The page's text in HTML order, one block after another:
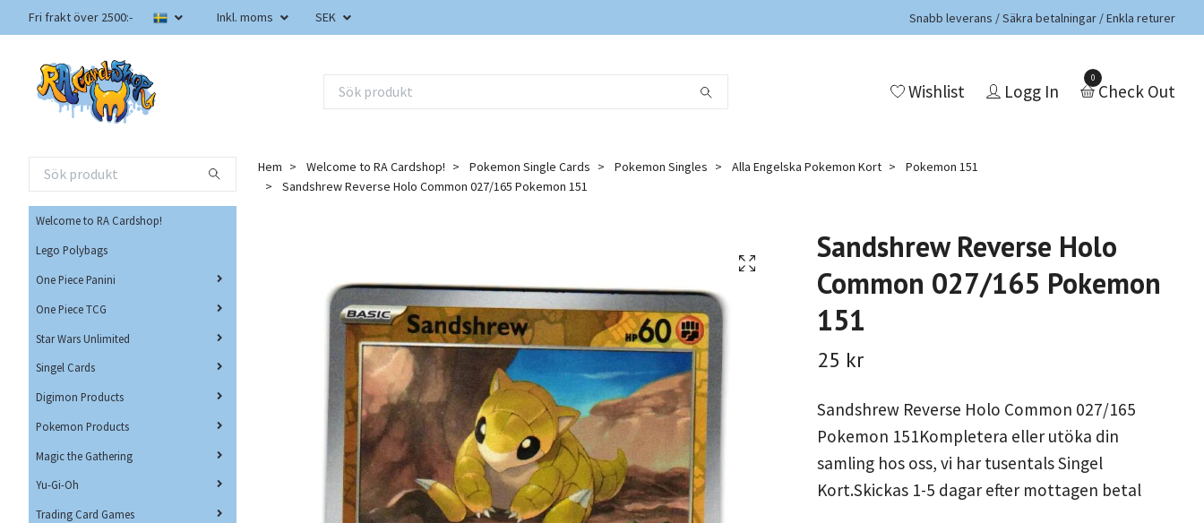
Fri frakt över 2500:- Inkl. moms SEK Snabb leverans / Säkra betalningar / Enkla returer
Wishlist Logg In
0
Check Out
Welcome to RA Cardshop!
Lego Polybags
One Piece Panini
One Piece TCG
Star Wars Unlimited
Singel Cards
Digimon Products
Pokemon Products
Magic the Gathering
Yu-Gi-Oh
Trading Card Games
Hem Welcome to RA Cardshop! Pokemon Single Cards Pokemon Singles Alla Engelska Pokemon Kort
Pokemon 151
Sandshrew Reverse Holo Common 027/165 Pokemon 151
Sandshrew Reverse Holo
Common 027/165 Pokemon
151
25 kr
Sandshrew Reverse Holo Common 027/165
Pokemon 151Kompletera eller utöka din
samling hos oss, vi har tusentals Singel
Kort.Skickas 1-5 dagar efter mottagen betal